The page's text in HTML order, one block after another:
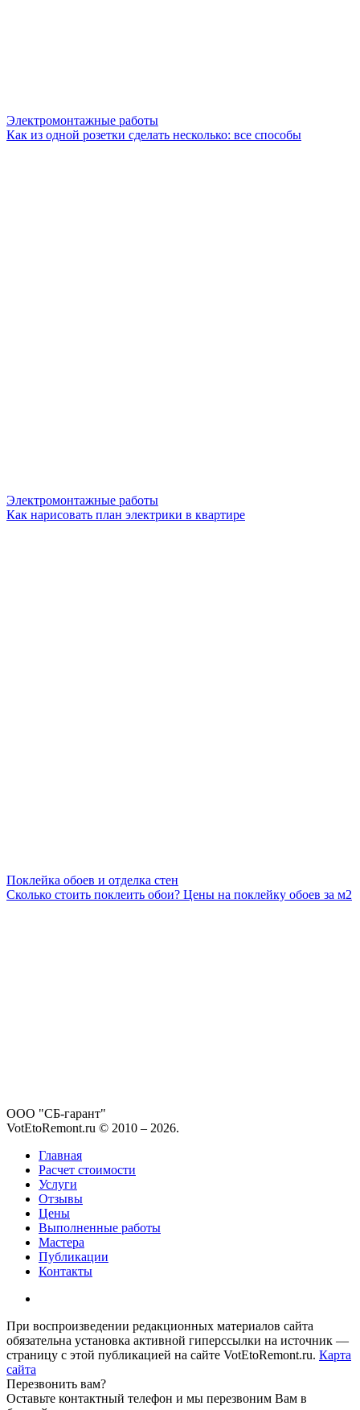
Электромонтажные работы
Как из одной розетки сделать несколько: все способы
Электромонтажные работы
Как нарисовать план электрики в квартире
Поклейка обоев и отделка стен
Сколько стоить поклеить обои? Цены на поклейку обоев за м2
ООО "СБ-гарант"
VotEtoRemont.ru © 2010 – 2026.
Главная
Расчет стоимости
Услуги
Отзывы
Цены
Выполненные работы
Мастера
Публикации
Контакты
При воспроизведении редакционных материалов сайта
обязательна установка активной гиперссылки на источник —
страницу с этой публикацией на сайте VotEtoRemont.ru. Карта
сайта
Перезвонить вам?
Оставьте контактный телефон и мы перезвоним Вам в